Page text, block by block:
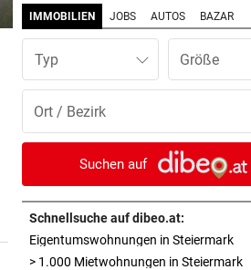
WEGEN CEUTA-KRISE
Spanien kontert: Jetzt
Grenzkontrollen für Italien
SONNTAG NOCH IM KASTEN vor
Klubs aus Holland und Italien
locken WAC-Goalie
vor 6
Brasilien-Legende schockt
mit Mallet-Finger
KIND UND PARTNER TOT vor 7
IMMOBILIEN JOBS AUTOS BAZAR
Typ
Suchen auf
Schnellsuche auf dibeo.at:
Eigentumswohnungen in Steiermarkin
> 1.000 Mietwohnungen in Steiermark